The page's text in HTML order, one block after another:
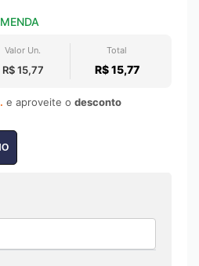
Valor Un.
R$ 15,77
Total
R$ 15,77
e aproveite o desconto